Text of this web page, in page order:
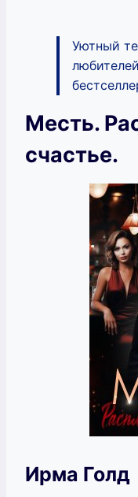
Уютный
Месть.
счастье.
Ирма Голд